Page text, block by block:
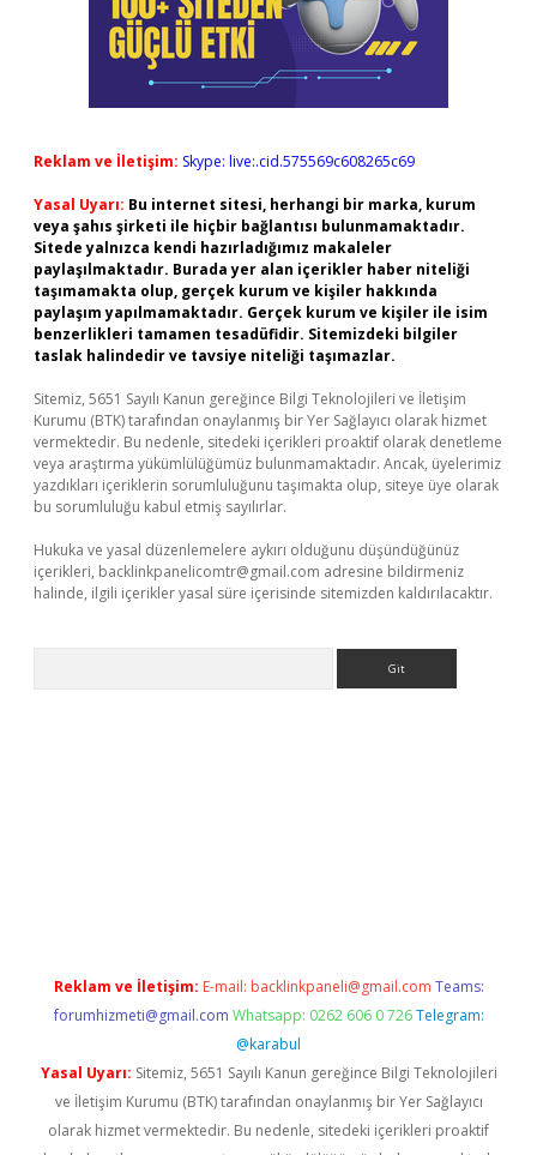
Reklam ve İletişim: Skype: live:.cid.575569c608265c69
Yasal Uyarı: Bu internet sitesi, herhangi bir marka, kurum
veya şahıs şirketi ile hiçbir bağlantısı bulunmamaktadır.
Sitede yalnızca kendi hazırladığımız makaleler
paylaşılmaktadır. Burada yer alan içerikler haber niteliği
taşımamakta olup, gerçek kurum ve kişiler hakkında
paylaşım yapılmamaktadır. Gerçek kurum ve kişiler ile isim
benzerlikleri tamamen tesadüfidir. Sitemizdeki bilgiler
taslak halindedir ve tavsiye niteliği taşımazlar.
Sitemiz, 5651 Sayılı Kanun gereğince Bilgi Teknolojileri ve İletişim
Kurumu (BTK) tarafından onaylanmış bir Yer Sağlayıcı olarak hizmet
vermektedir. Bu nedenle, sitedeki içerikleri proaktif olarak denetleme
veya araştırma yükümlülüğümüz bulunmamaktadır. Ancak, üyelerimiz
yazdıkları içeriklerin sorumluluğunu taşımakta olup, siteye üye olarak
bu sorumluluğu kabul etmiş sayılırlar.
Hukuka ve yasal düzenlemelere aykırı olduğunu düşündüğünüz
içerikleri, backlinkpanelicomtr@gmail.com adresine bildirmeniz
halinde, ilgili içerikler yasal süre içerisinde sitemizden kaldırılacaktır.
Reklam ve İletişim: E-mail: backlinkpaneli@gmail.com Teams:
forumhizmeti@gmail.com Whatsapp: 0262 606 0 726 Telegram:
@karabul
Yasal Uyarı: Sitemiz, 5651 Sayılı Kanun gereğince Bilgi Teknolojileri
ve İletişim Kurumu (BTK) tarafından onaylanmış bir Yer Sağlayıcı
olarak hizmet vermektedir. Bu nedenle, sitedeki içerikleri proaktif